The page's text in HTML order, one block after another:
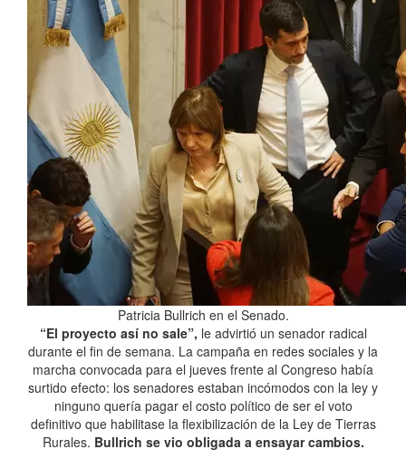
Patricia Bullrich en el Senado.
“El proyecto así no sale”, le advirtió un senador radical
durante el fin de semana. La campaña en redes sociales y la
marcha convocada para el jueves frente al Congreso había
surtido efecto: los senadores estaban incómodos con la ley y
ninguno quería pagar el costo político de ser el voto
definitivo que habilitase la flexibilización de la Ley de Tierras
Rurales. Bullrich se vio obligada a ensayar cambios.